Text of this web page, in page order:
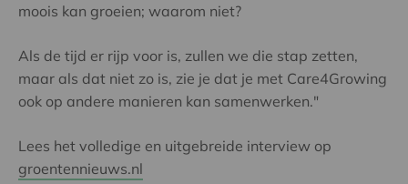
moois kan groeien; waarom niet?
Als de tijd er rijp voor is, zullen we die stap zetten,
maar als dat niet zo is, zie je dat je met Care4Growing
ook op andere manieren kan samenwerken."
Lees het volledige en uitgebreide interview op
groentennieuws.nl